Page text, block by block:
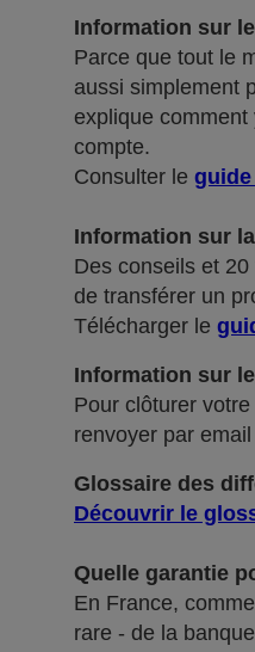
Information sur
Parce que tout le
aussi simplement
explique
compte.
Consulter le
Information sur
Des conseils et
de transférer un
Télécharger le
Information sur
Pour clôturer
renvoyer par
Glossaire des
Découvrir le
Quelle garantie
En France,
rare - de la